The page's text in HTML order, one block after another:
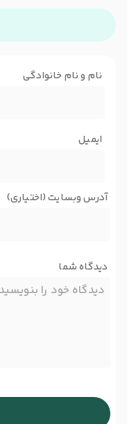
نام و نام خانوادگی
ایمیل
آدرس وبسایت (اختیاری)
دیدگاه شما